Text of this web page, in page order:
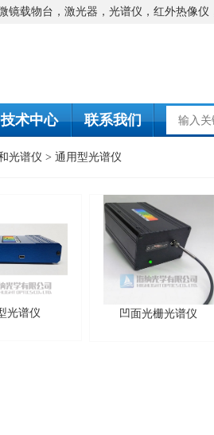
镜载物台，激光器，光谱仪，红外热像仪
技术中心 联系我们
光谱仪 > 通用型光谱仪
光谱仪 凹面光栅光谱仪